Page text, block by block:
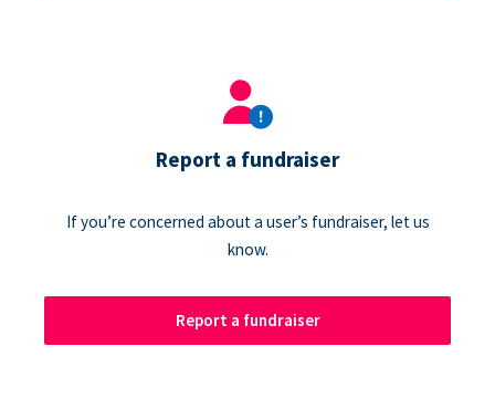
Report a fundraiser
If you’re concerned about a user’s fundraiser, let us
know.
Report a fundraiser